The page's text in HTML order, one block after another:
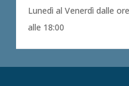
Lunedì al Venerdì dalle
alle 18:00